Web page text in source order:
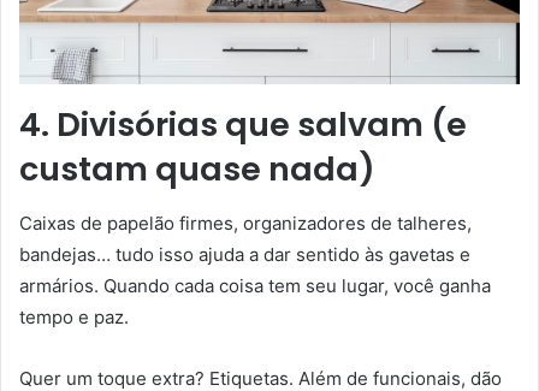
4. Divisórias que salvam (e
custam quase nada)
Caixas de papelão firmes, organizadores de talheres,
bandejas… tudo isso ajuda a dar sentido às gavetas e
armários. Quando cada coisa tem seu lugar, você ganha
tempo e paz.
Quer um toque extra? Etiquetas. Além de funcionais, dão